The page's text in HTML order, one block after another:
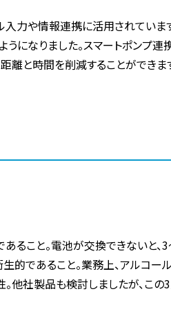
入力や情報連携に活用されていま
になりました。スマートポンプ連
と時間を削減することができま
ること。電池が交換できないと、
的であること。業務上、アルコー
他社製品も検討しましたが、この